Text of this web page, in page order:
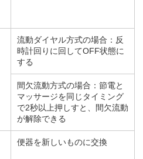
流動ダイヤル方式の場合：反
時計回りに回してOFF状態に
する
間欠流動方式の場合：節電と
マッサージを同じタイミング
で2秒以上押しすと、間欠流動
が解除できる
便器を新しいものに交換